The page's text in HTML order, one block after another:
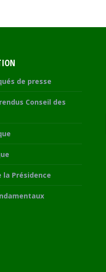
de presse
Conseil des
la Présidence